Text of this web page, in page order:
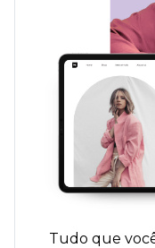
Tudo que